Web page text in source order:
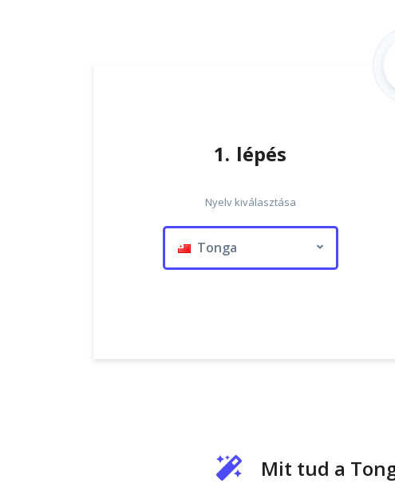
1. lépés
Nyelv kiválasztása
Tonga
Mit tud a